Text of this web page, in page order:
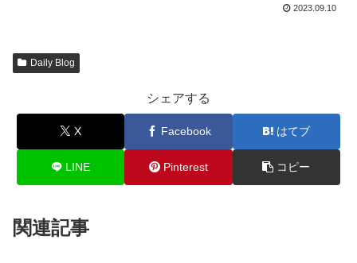
2023.09.10
Daily Blog
シェアする
X Facebook はてブ
LINE Pinterest コピー
関連記事